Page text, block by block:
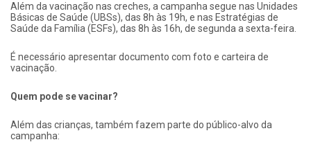
Além da vacinação nas creches, a campanha segue nas Unidades
Básicas de Saúde (UBSs), das 8h às 19h, e nas Estratégias de
Saúde da Família (ESFs), das 8h às 16h, de segunda a sexta-feira.
É necessário apresentar documento com foto e carteira de
vacinação.
Quem pode se vacinar?
Além das crianças, também fazem parte do público-alvo da
campanha: